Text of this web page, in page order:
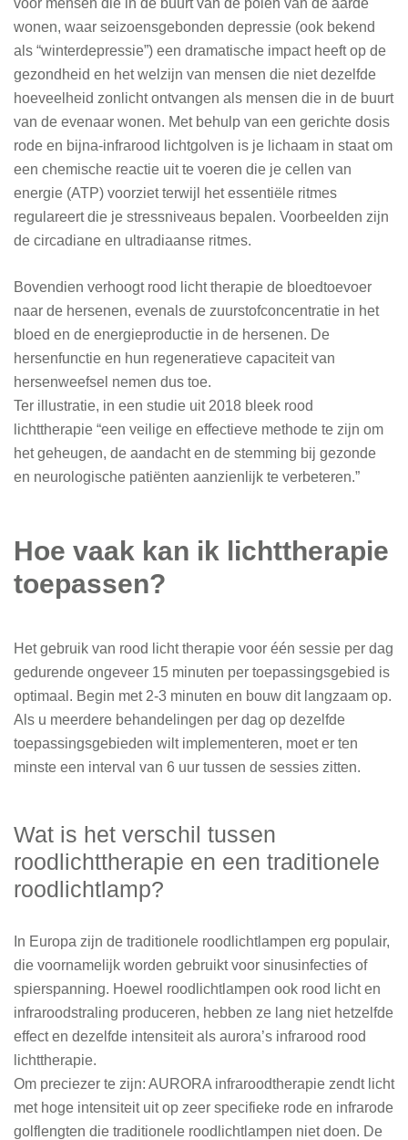
wonen, waar seizoensgebonden depressie (ook bekend
als “winterdepressie”) een dramatische impact heeft op de
gezondheid en het welzijn van mensen die niet dezelfde
hoeveelheid zonlicht ontvangen als mensen die in de buurt
van de evenaar wonen. Met behulp van een gerichte dosis
rode en bijna-infrarood lichtgolven is je lichaam in staat om
een chemische reactie uit te voeren die je cellen van
energie (ATP) voorziet terwijl het essentiële ritmes
regulareert die je stressniveaus bepalen. Voorbeelden zijn
de circadiane en ultradiaanse ritmes.
Bovendien verhoogt rood licht therapie de bloedtoevoer
naar de hersenen, evenals de zuurstofconcentratie in het
bloed en de energieproductie in de hersenen. De
hersenfunctie en hun regeneratieve capaciteit van
hersenweefsel nemen dus toe.
Ter illustratie, in een studie uit 2018 bleek rood
lichttherapie “een veilige en effectieve methode te zijn om
het geheugen, de aandacht en de stemming bij gezonde
en neurologische patiënten aanzienlijk te verbeteren.”
Hoe vaak kan ik lichttherapie
toepassen?
Het gebruik van rood licht therapie voor één sessie per dag
gedurende ongeveer 15 minuten per toepassingsgebied is
optimaal. Begin met 2-3 minuten en bouw dit langzaam op.
Als u meerdere behandelingen per dag op dezelfde
toepassingsgebieden wilt implementeren, moet er ten
minste een interval van 6 uur tussen de sessies zitten.
Wat is het verschil tussen
roodlichttherapie en een traditionele
roodlichtlamp?
In Europa zijn de traditionele roodlichtlampen erg populair,
die voornamelijk worden gebruikt voor sinusinfecties of
spierspanning. Hoewel roodlichtlampen ook rood licht en
infraroodstraling produceren, hebben ze lang niet hetzelfde
effect en dezelfde intensiteit als aurora’s infrarood rood
lichttherapie.
Om preciezer te zijn: AURORA infraroodtherapie zendt licht
met hoge intensiteit uit op zeer specifieke rode en infrarode
golflengten die traditionele roodlichtlampen niet doen. De